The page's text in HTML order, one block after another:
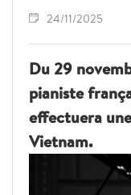
24/11/2025
Du 29
pianiste
effectuera
Vietnam.